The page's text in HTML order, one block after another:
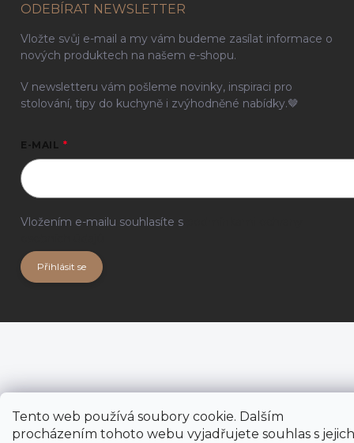
Tento web používá soubory cookie. Dalším
procházením tohoto webu vyjadřujete souhlas s jejich
ODEBÍRAT NEWSLETTER
Vložte svůj e-mail a my vám budeme zasílat informace o
nových produktech na našem e-shopu.
V newsletteru vám pošleme novinky, inspiraci pro
stolování, tipy do kuchyně i zvýhodněné nabídky.🤎
E-MAIL
Vložením e-mailu souhlasíte s
Přihlásit se